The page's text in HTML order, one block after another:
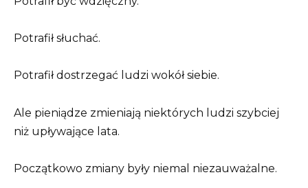
Potrafił słuchać.
Potrafił dostrzegać ludzi wokół siebie.
Ale pieniądze zmieniają niektórych ludzi szybciej
niż upływające lata.
Początkowo zmiany były niemal niezauważalne.